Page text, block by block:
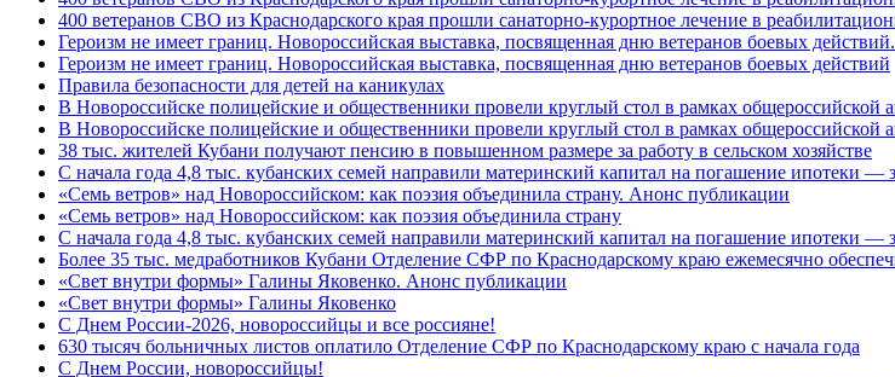
400 ветеранов СВО из Краснодарского края прошли санаторно-курортное лечение в
Героизм не имеет границ. Новороссийская выставка, посвященная дню ветеранов боевых
Героизм не имеет границ. Новороссийская выставка, посвященная дню ветеранов боевых действий
Правила безопасности для детей на каникулах
В Новороссийске полицейские и общественники провели круглый стол в рамках
В Новороссийске полицейские и общественники провели круглый стол в рамках
38 тыс. жителей Кубани получают пенсию в повышенном размере за работу в сельском хозяйстве
С начала года 4,8 тыс. кубанских семей направили материнский капитал на погашение ипотеки
«Семь ветров» над Новороссийском: как поэзия объединила страну. Анонс публикации
«Семь ветров» над Новороссийском: как поэзия объединила страну
С начала года 4,8 тыс. кубанских семей направили материнский капитал на погашение ипотеки —
Более 35 тыс. медработников Кубани Отделение СФР по Краснодарскому краю ежемесячно
«Свет внутри формы» Галины Яковенко. Анонс публикации
«Свет внутри формы» Галины Яковенко
C Днем России-2026, новороссийцы и все россияне!
630 тысяч больничных листов оплатило Отделение СФР по Краснодарскому краю с начала года
C Днем России, новороссийцы!